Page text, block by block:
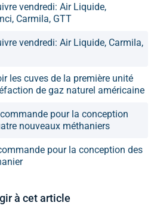
vendredi: Air Liquide,
Carmila, GTT
vendredi: Air Liquide, Carmila,
les cuves de la première unité
de gaz naturel américaine
pour la conception
nouveaux méthaniers
pour la conception des
à cet article